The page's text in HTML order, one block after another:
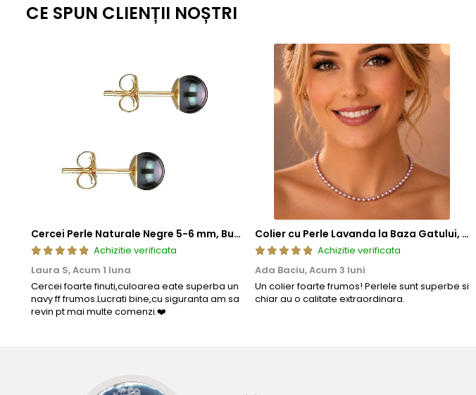
Informatii despre structura interna a componentelor din aur si argint utilizate in
Pentru a asigura functionalitatea optima, durabilitatea si siguranta bijuteriilor, anumite
influenteaza estetica, ci sunt indispensabile pentru a garanta rezistenta si siguranta
CE SPUN CLIENȚII NOȘTRI
Cercei Perle Naturale Negre 5-6 mm, Buton AAA, Aur 14K (aur 585), Tip Șurub | KASKADDA®
Achizitie verificata
Laura S,Acum 1 luna
Cercei foarte finuti,culoarea eate superba un
navy ff frumos.Lucrati bine,cu siguranta am sa
revin pt mai multe comenzi.❤️
Colier cu Perle Lavanda la Baza Gatului, de 4-5 mm, Perle Rare, Calitate AAA+, Aur 14K | KASKADDA®
Achizitie verificata
Ada Baciu,Acum 3 luni
Un colier foarte frumos! Perlele sunt superbe si
chiar au o calitate extraordinara.